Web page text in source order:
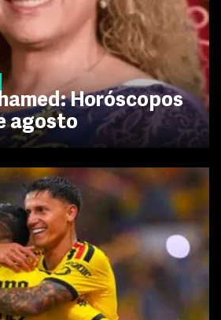
Horóscopos
agosto